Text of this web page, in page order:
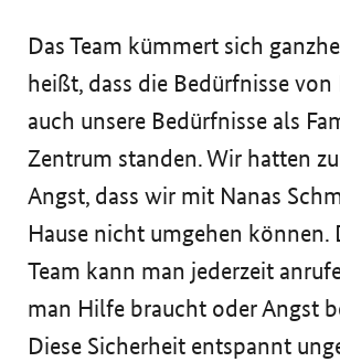
Das Team kümmert sich
heißt, dass die Bedürfnisse von
auch unsere Bedürfnisse als
Zentrum standen. Wir hatten
Angst, dass wir mit Nanas
Hause nicht umgehen können.
Team kann man jederzeit
man Hilfe braucht oder Angst
Diese Sicherheit entspannt